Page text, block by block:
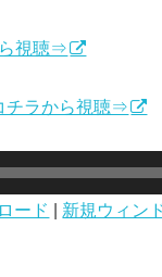
視聴⇒
チラから視聴⇒
ード | 新規ウィン